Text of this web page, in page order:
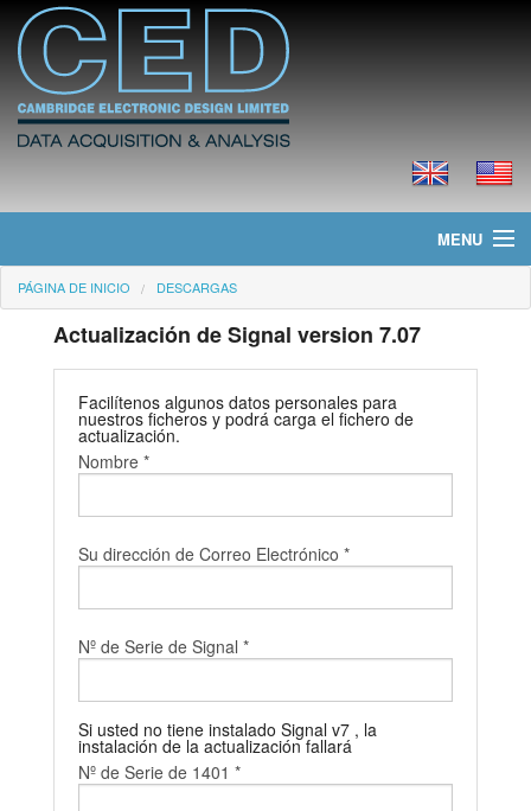
MENU
Página de Inicio
Noticias
Productos
Tutorials
PÁGINA DE INICIO DESCARGAS
Actualización de Signal version 7.07
Facilítenos algunos datos personales para
nuestros ficheros y podrá carga el fichero de
actualización.
Nombre *
Su dirección de Correo Electrónico *
Nº de Serie de Signal *
Si usted no tiene instalado Signal v7 , la
instalación de la actualización fallará
Nº de Serie de 1401 *